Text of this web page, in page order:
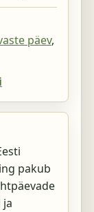
päev,
pakub
ja